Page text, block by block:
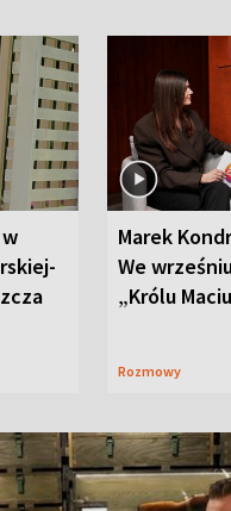
Marek
We
„Królu
Rozmowy